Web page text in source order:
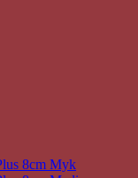
8cm Myk